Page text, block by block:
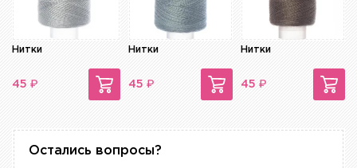
Нитки
45 ₽
Нитки
45 ₽
Нитки
45 ₽
Остались вопросы?